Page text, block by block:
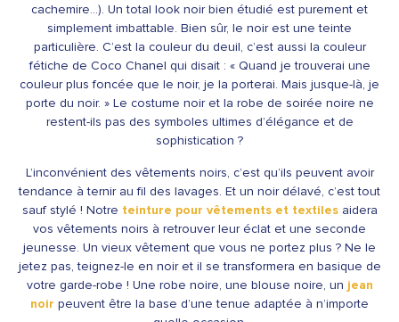
cachemire…). Un total look noir bien étudié est purement et
simplement imbattable. Bien sûr, le noir est une teinte
particulière. C’est la couleur du deuil, c’est aussi la couleur
fétiche de Coco Chanel qui disait : « Quand je trouverai une
couleur plus foncée que le noir, je la porterai. Mais jusque-là, je
porte du noir. » Le costume noir et la robe de soirée noire ne
restent-ils pas des symboles ultimes d’élégance et de
sophistication ?
L’inconvénient des vêtements noirs, c’est qu’ils peuvent avoir
tendance à ternir au fil des lavages. Et un noir délavé, c’est tout
sauf stylé ! Notre teinture pour vêtements et textilesaidera
vos vêtements noirs à retrouver leur éclat et une seconde
jeunesse. Un vieux vêtement que vous ne portez plus ? Ne le
jetez pas, teignez-le en noir et il se transformera en basique de
votre garde-robe ! Une robe noire, une blouse noire, un jean
noir peuvent être la base d’une tenue adaptée à n’importe